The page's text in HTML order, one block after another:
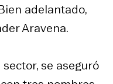
adelantado,
Aravena.
se aseguró